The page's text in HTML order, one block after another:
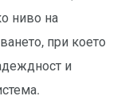
ниво на
при което
и